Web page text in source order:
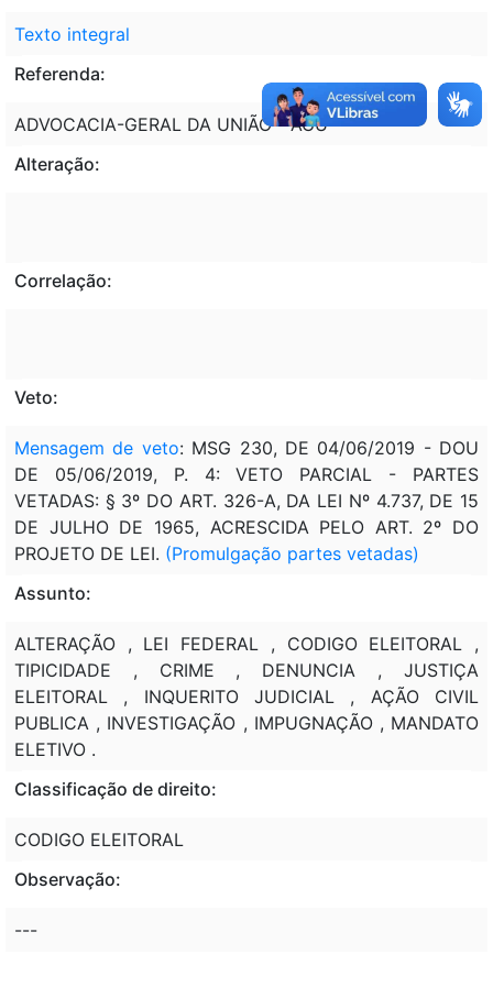
Texto integral
Referenda:
ADVOCACIA-GERAL DA UNIÃO - AGU
Alteração:
Correlação:
Veto:
Mensagem de veto: MSG 230, DE 04/06/2019 - DOU
DE 05/06/2019, P. 4: VETO PARCIAL - PARTES
VETADAS: § 3º DO ART. 326-A, DA LEI Nº 4.737, DE 15
DE JULHO DE 1965, ACRESCIDA PELO ART. 2º DO
PROJETO DE LEI. (Promulgação partes vetadas)
Assunto:
ALTERAÇÃO , LEI FEDERAL , CODIGO ELEITORAL ,
TIPICIDADE , CRIME , DENUNCIA , JUSTIÇA
ELEITORAL , INQUERITO JUDICIAL , AÇÃO CIVIL
PUBLICA , INVESTIGAÇÃO , IMPUGNAÇÃO , MANDATO
ELETIVO .
Classificação de direito:
CODIGO ELEITORAL
Observação:
---